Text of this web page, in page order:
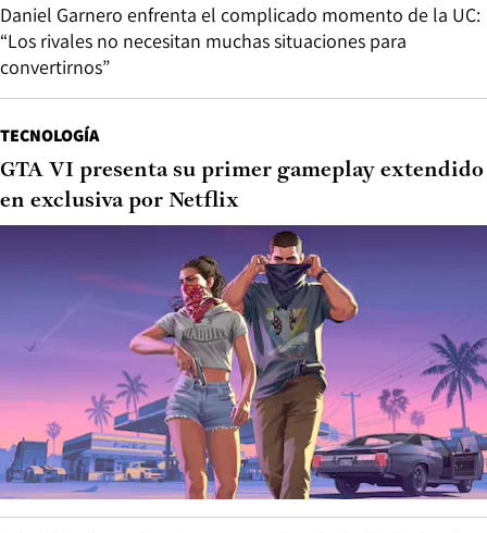
Daniel Garnero enfrenta el complicado momento de la UC:
“Los rivales no necesitan muchas situaciones para
convertirnos”
TECNOLOGÍA
GTA VI presenta su primer gameplay extendido
en exclusiva por Netflix